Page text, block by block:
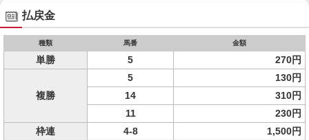
払戻金
種類 馬番 金額
単勝 5 270円
複勝
5
130円
14
310円
11
230円
枠連
4-8
1,500円